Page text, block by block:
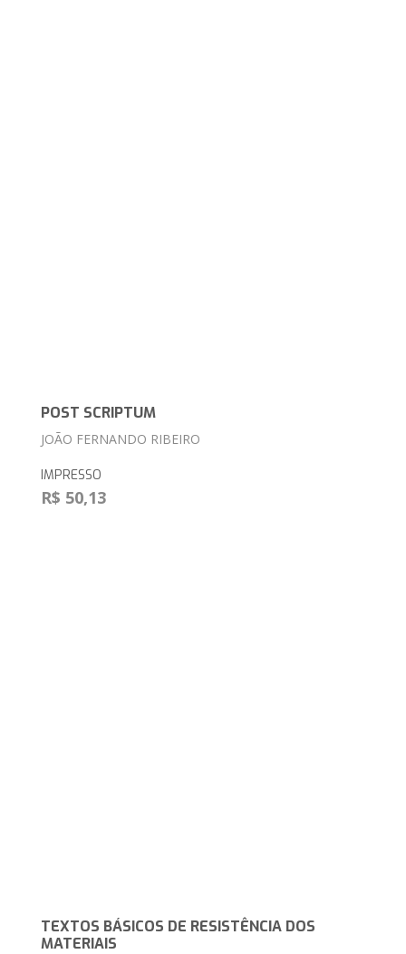
POST SCRIPTUM
JOÃO FERNANDO RIBEIRO
IMPRESSO
R$ 50,13
TEXTOS BÁSICOS DE RESISTÊNCIA DOS
MATERIAIS